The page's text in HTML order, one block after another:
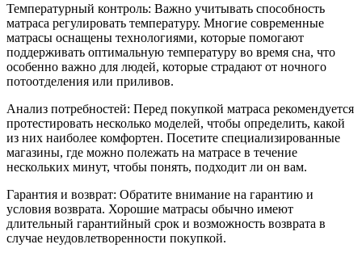
Температурный контроль: Важно учитывать способность
матраса регулировать температуру. Многие современные
матрасы оснащены технологиями, которые помогают
поддерживать оптимальную температуру во время сна, что
особенно важно для людей, которые страдают от ночного
потоотделения или приливов.
Анализ потребностей: Перед покупкой матраса рекомендуется
протестировать несколько моделей, чтобы определить, какой
из них наиболее комфортен. Посетите специализированные
магазины, где можно полежать на матрасе в течение
нескольких минут, чтобы понять, подходит ли он вам.
Гарантия и возврат: Обратите внимание на гарантию и
условия возврата. Хорошие матрасы обычно имеют
длительный гарантийный срок и возможность возврата в
случае неудовлетворенности покупкой.